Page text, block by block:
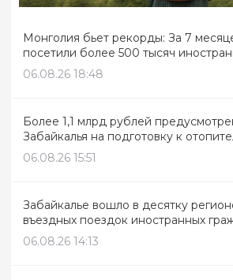
Монголия бьет рекорды: За 7
посетили более 500 тысяч
06.08.26 18:48
Более 1,1 млрд рублей
Забайкалья на подготовку к
06.08.26 15:51
Забайкалье вошло в десятку
въездных поездок иностранных
06.08.26 14:13